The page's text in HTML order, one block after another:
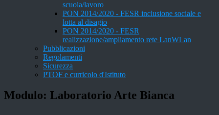
scuola/lavoro
PON 2014/2020 - FESR inclusione sociale e
lotta al disagio
PON 2014/2020 - FESR
realizzazione/ampliamento rete LanWLan
Pubblicazioni
Regolamenti
Sicurezza
PTOF e curricolo d'Istituto
Modulo: Laboratorio Arte Bianca